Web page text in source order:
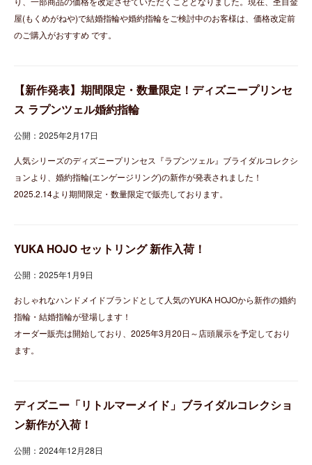
屋(もくめがねや)で結婚指輪や婚約指輪をご検討中のお客様は、価格改定前
のご購入がおすすめ です。
【新作発表】期間限定・数量限定！ディズニープリンセ
ス ラプンツェル婚約指輪
公開：2025年2月17日
人気シリーズのディズニープリンセス『ラプンツェル』ブライダルコレクシ
ョンより、婚約指輪(エンゲージリング)の新作が発表されました！
2025.2.14より期間限定・数量限定で販売しております。
YUKA HOJO セットリング 新作入荷！
公開：2025年1月9日
おしゃれなハンドメイドブランドとして人気のYUKA HOJOから新作の婚約
指輪・結婚指輪が登場します！
オーダー販売は開始しており、2025年3月20日～店頭展示を予定しており
ます。
ディズニー「リトルマーメイド」ブライダルコレクショ
ン新作が入荷！
公開：2024年12月28日